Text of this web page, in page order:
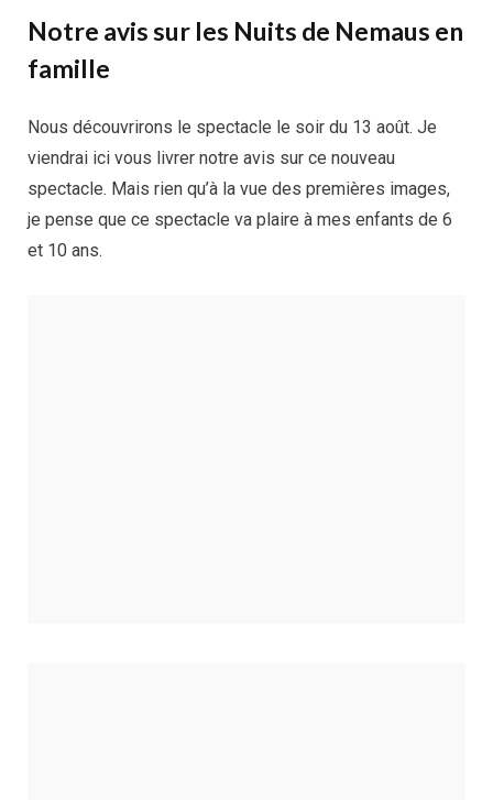
Notre avis sur les Nuits de Nemaus en
famille
Nous découvrirons le spectacle le soir du 13 août. Je
viendrai ici vous livrer notre avis sur ce nouveau
spectacle. Mais rien qu’à la vue des premières images,
je pense que ce spectacle va plaire à mes enfants de 6
et 10 ans.